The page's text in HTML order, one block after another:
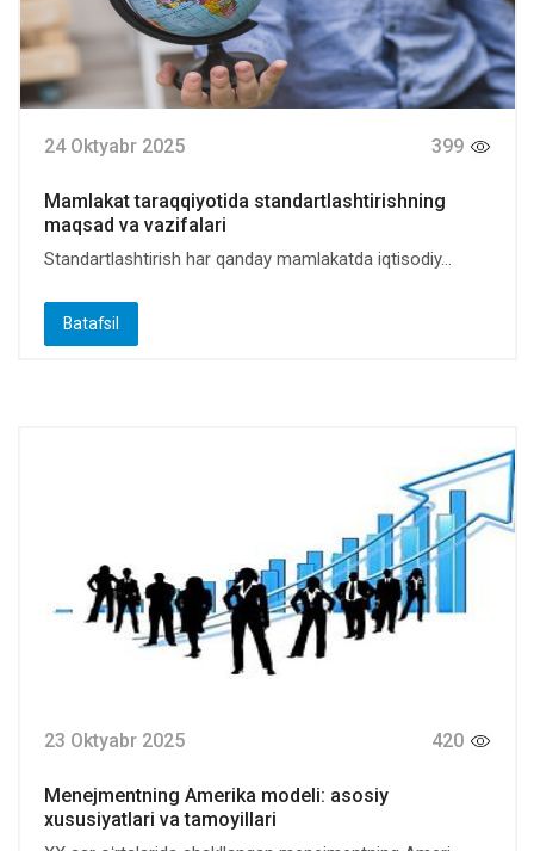
24 Oktyabr 2025 399
Mamlakat taraqqiyotida standartlashtirishning
maqsad va vazifalari
Standartlashtirish har qanday mamlakatda iqtisodiy...
Batafsil
23 Oktyabr 2025 420
Menejmentning Amerika modeli: asosiy
xususiyatlari va tamoyillari